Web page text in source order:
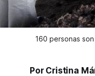
160 personas
Por Cristina